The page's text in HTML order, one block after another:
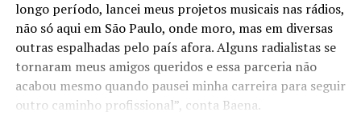
longo período, lancei meus projetos musicais nas rádios,
não só aqui em São Paulo, onde moro, mas em diversas
outras espalhadas pelo país afora. Alguns radialistas se
tornaram meus amigos queridos e essa parceria não
acabou mesmo quando pausei minha carreira para seguir
outro caminho profissional”, conta Baena.